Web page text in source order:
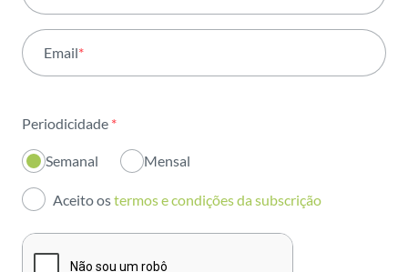
Atividade
Institucional
Inovação
Investidores
Publicações
Email*
Periodicidade *
Semanal Mensal
Aceito ostermos e condições da subscrição